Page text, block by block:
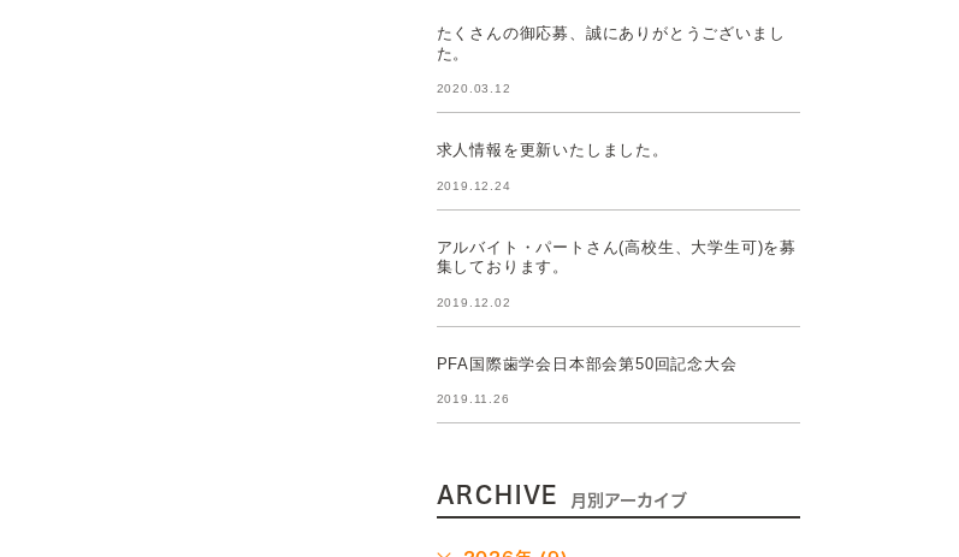
たくさんの御応募、誠にありがとうございまし
た。
2020.03.12
求人情報を更新いたしました。
2019.12.24
アルバイト・パートさん(高校生、大学生可)を募
集しております。
2019.12.02
PFA国際歯学会日本部会第50回記念大会
2019.11.26
ARCHIVE 月別アーカイブ